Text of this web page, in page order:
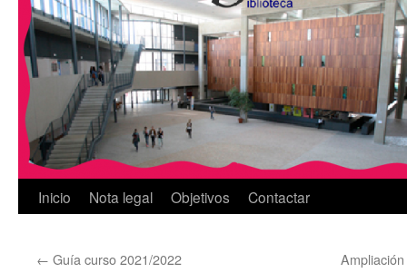
Inicio Nota legal Objetivos Contactar
← Guía curso 2021/2022